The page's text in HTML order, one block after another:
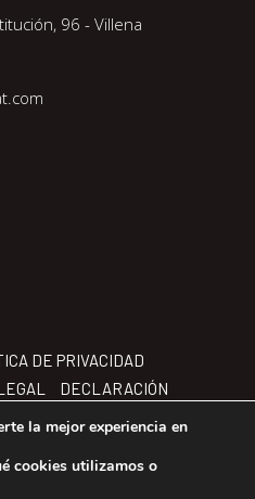
96 - Villena
DE PRIVACIDAD
DECLARACIÓN
POLÍTICA
CONDICIONES
la mejor experiencia en
cookies utilizamos o